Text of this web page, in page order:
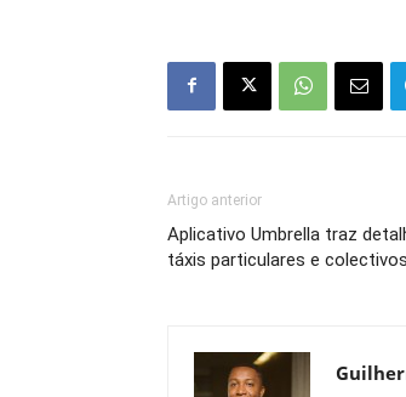
Artigo anterior
Aplicativo Umbrella traz
táxis particulares e